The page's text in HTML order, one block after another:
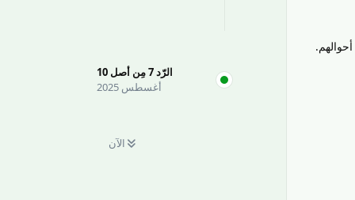
الرّد7مِن أصل 10
أغسطس 2025
الآن